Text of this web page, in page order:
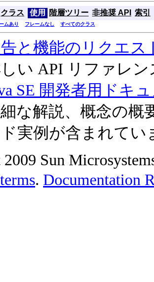
クラス 使用 階層ツリー 非推奨 API 索引
ムあり フレームなし すべてのクラス
と機能のリクエス
い API リファレ
SE 開発者用ドキ
な解説、概念の概
実例が含まれてい
Sun
. Documentation